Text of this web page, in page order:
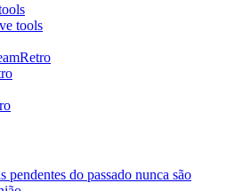
tools
pendentes do passado nunca são